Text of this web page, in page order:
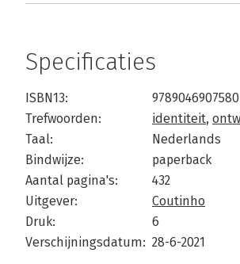
Specificaties
ISBN13:
9789046907580
Trefwoorden:
identiteit,
Taal:
Nederlands
Bindwijze:
paperback
Aantal pagina's:
432
Uitgever:
Coutinho
Druk:
6
Verschijningsdatum: 28-6-2021